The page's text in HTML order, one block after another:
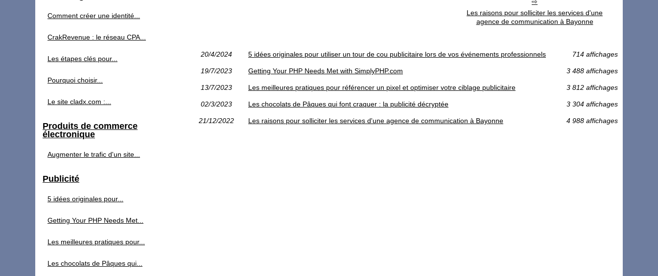
Les raisons pour solliciter les services d'une
agence de communication à Bayonne
20/4/2024 5 idées originales pour utiliser un tour de cou publicitaire lors de vos événements professionnels 714 affichages
19/7/2023 Getting Your PHP Needs Met with SimplyPHP.com 3 488 affichages
13/7/2023 Les meilleures pratiques pour référencer un pixel et optimiser votre ciblage publicitaire 3 812 affichages
02/3/2023 Les chocolats de Pâques qui font craquer : la publicité décryptée 3 304 affichages
21/12/2022 Les raisons pour solliciter les services d'une agence de communication à Bayonne 4 988 affichages
Comment créer une identité...
CrakRevenue : le réseau CPA...
Les étapes clés pour...
Pourquoi choisir...
Le site cladx.com :...
Produits de commerce
électronique
Augmenter le trafic d'un site...
Publicité
5 idées originales pour...
Getting Your PHP Needs Met...
Les meilleures pratiques pour...
Les chocolats de Pâques qui...